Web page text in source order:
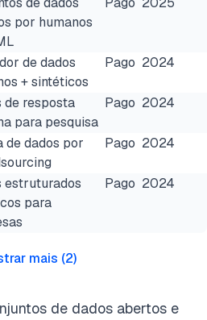
por humanos
de dados
+ sintéticos
Pago 2024
de resposta
para pesquisa
Pago 2024
de dados por
Pago 2024
estruturados
para
Pago 2024
mais (2)
de dados abertos e